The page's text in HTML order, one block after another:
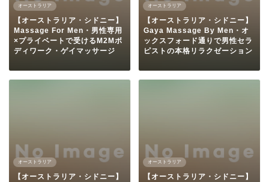
オーストラリア
【オーストラリア・シドニー】
Massage For Men・男性専用
×プライベートで受けるM2Mボ
ディワーク・ゲイマッサージ
オーストラリア
【オーストラリア・シドニー】
Gaya Massage By Men・オ
ックスフォード通りで男性セラ
ピストの本格リラクゼーション
オーストラリア
【オーストラリア・シドニー】
オーストラリア
【オーストラリア・シドニー】